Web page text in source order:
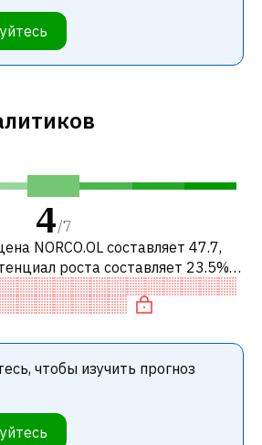
4/7
NORCO.OL составляет 47.7,
роста составляет 23.5%.
рекомендацию «ПОКУПАТЬ»
компаний и
чтобы изучить прогноз